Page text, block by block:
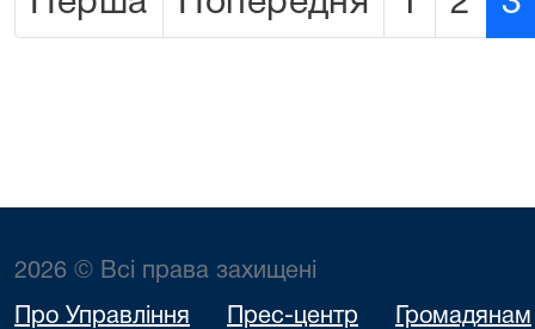
2026 © Всі права захищені
Про Управління Прес-центр Громадянам